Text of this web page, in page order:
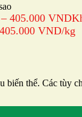
– 405.000 VND
VND/kg
biến thể. Các tùy